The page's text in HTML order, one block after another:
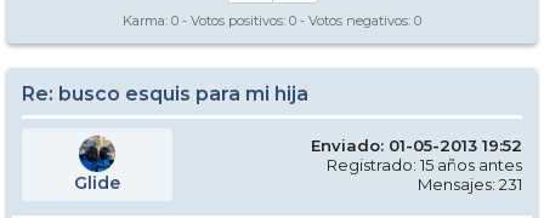
Karma: 0 - Votos positivos: 0 - Votos negativos: 0
Re: busco esquis para mi hija
Glide
Enviado: 01-05-2013 19:52
Registrado: 15 años antes
Mensajes: 231